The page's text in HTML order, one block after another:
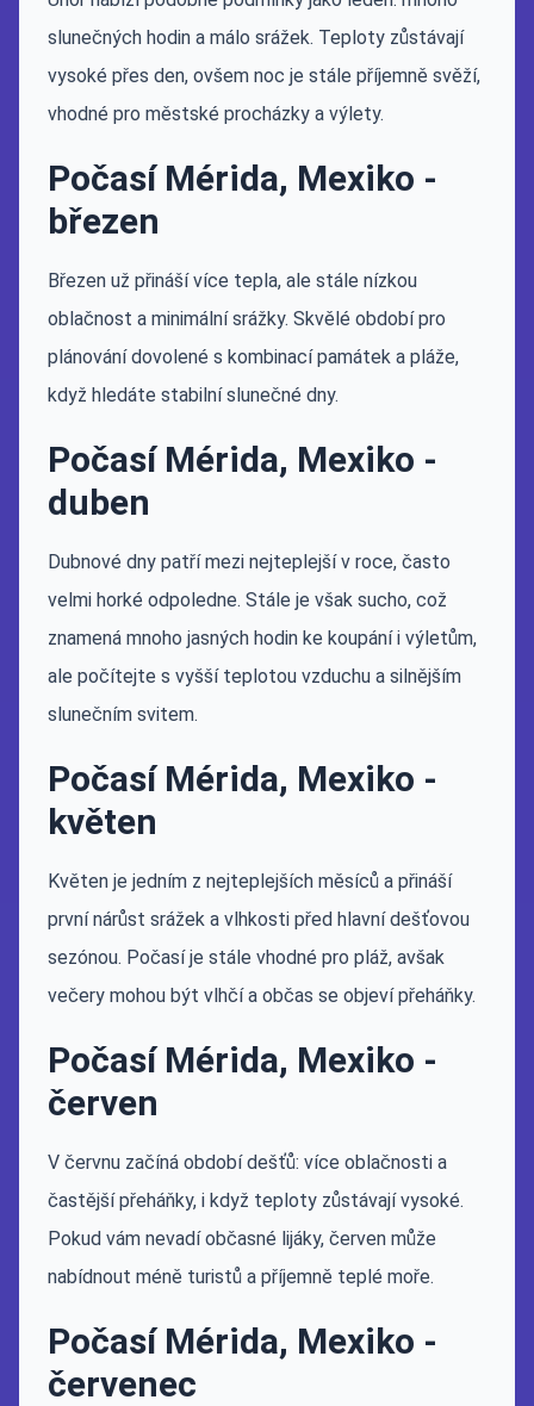
slunečných hodin a málo srážek. Teploty zůstávají
vysoké přes den, ovšem noc je stále příjemně svěží,
vhodné pro městské procházky a výlety.
Počasí Mérida, Mexiko -
březen
Březen už přináší více tepla, ale stále nízkou
oblačnost a minimální srážky. Skvělé období pro
plánování dovolené s kombinací památek a pláže,
když hledáte stabilní slunečné dny.
Počasí Mérida, Mexiko -
duben
Dubnové dny patří mezi nejteplejší v roce, často
velmi horké odpoledne. Stále je však sucho, což
znamená mnoho jasných hodin ke koupání i výletům,
ale počítejte s vyšší teplotou vzduchu a silnějším
slunečním svitem.
Počasí Mérida, Mexiko -
květen
Květen je jedním z nejteplejších měsíců a přináší
první nárůst srážek a vlhkosti před hlavní dešťovou
sezónou. Počasí je stále vhodné pro pláž, avšak
večery mohou být vlhčí a občas se objeví přeháňky.
Počasí Mérida, Mexiko -
červen
V červnu začíná období dešťů: více oblačnosti a
častější přeháňky, i když teploty zůstávají vysoké.
Pokud vám nevadí občasné lijáky, červen může
nabídnout méně turistů a příjemně teplé moře.
Počasí Mérida, Mexiko -
červenec